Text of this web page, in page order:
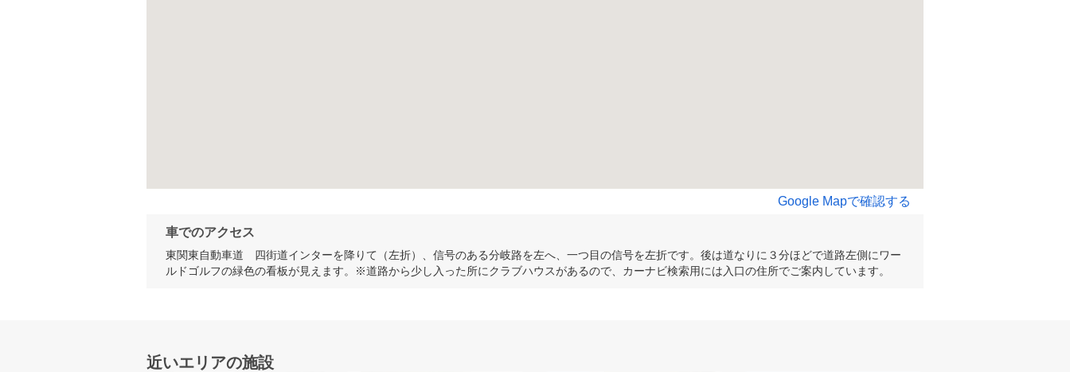
Google Mapで確認する
車でのアクセス
東関東自動車道　四街道インターを降りて（左折）、信号のある分岐路を左へ、一つ目の信号を左折です。後は道なりに３分ほどで道路左側にワー
ルドゴルフの緑色の看板が見えます。※道路から少し入った所にクラブハウスがあるので、カーナビ検索用には入口の住所でご案内しています。
近いエリアの施設